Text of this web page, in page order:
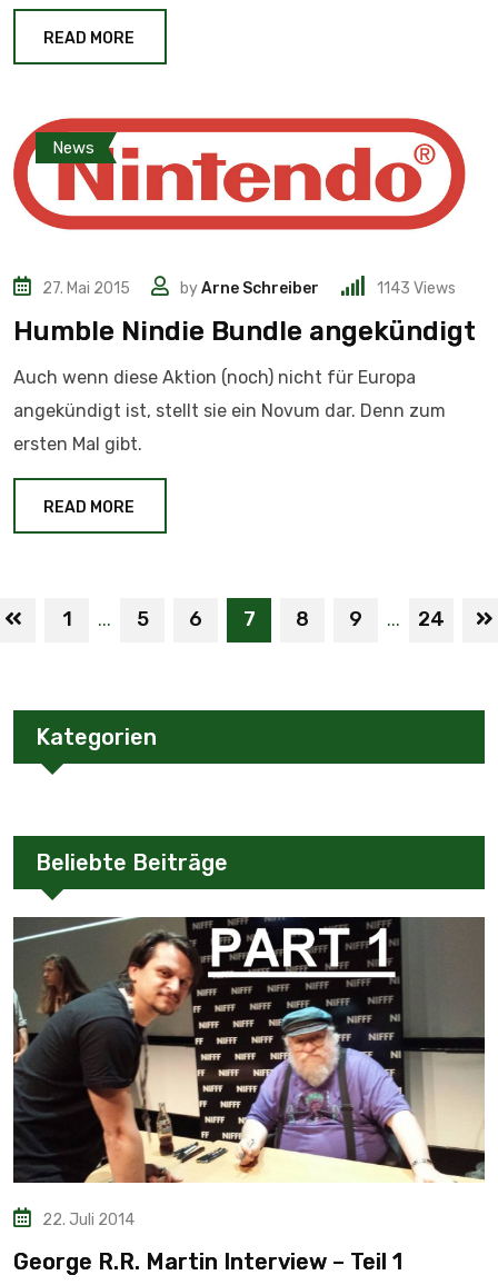
READ MORE
News
27. Mai 2015 byArne Schreiber 1143 Views
Humble Nindie Bundle angekündigt
Auch wenn diese Aktion (noch) nicht für Europa
angekündigt ist, stellt sie ein Novum dar. Denn zum
ersten Mal gibt.
READ MORE
1 ... 5 6 7 8 9 ... 24
Kategorien
Beliebte Beiträge
22. Juli 2014
George R.R. Martin Interview – Teil 1